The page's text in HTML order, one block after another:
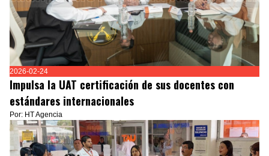
2026-02-24
Impulsa la UAT certificación de sus docentes con
estándares internacionales
Por: HT Agencia